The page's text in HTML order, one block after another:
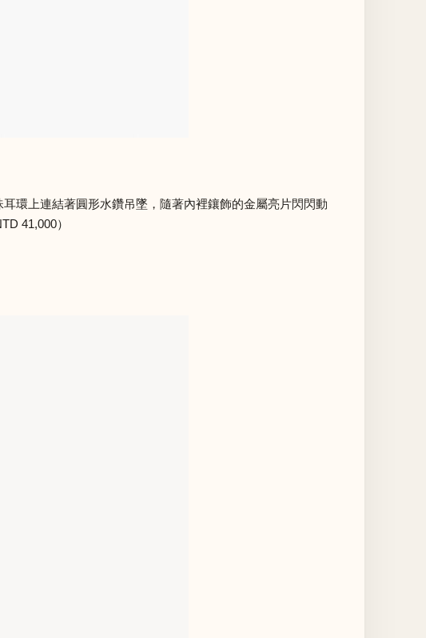
環上連結著圓形水鑽吊墜，隨著內裡鑲飾的金屬亮片閃閃動
41,000）